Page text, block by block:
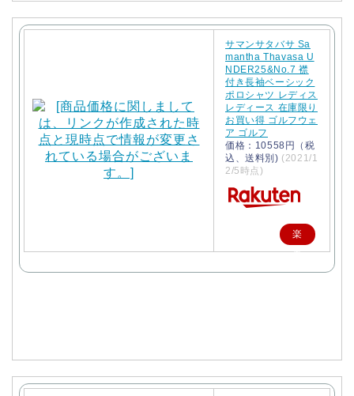
サマンサタバサ Sa
mantha Thavasa U
NDER25&No.7 襟
付き長袖ベーシック
ポロシャツ レディス
レディース 在庫限り
お買い得 ゴルフウェ
ア ゴルフ
価格：10558円（税
込、送料別) (2021/1
2/5時点)
楽
天